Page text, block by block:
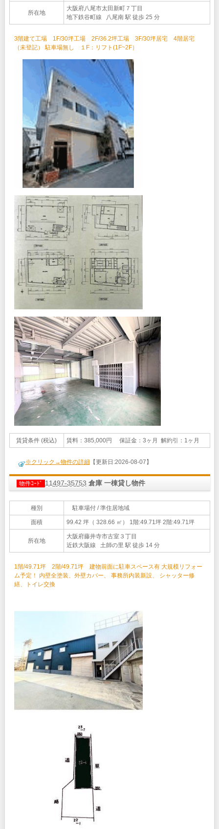
所在地
大阪府八尾市太田新町７丁目
地下鉄谷町線 八尾南 駅 徒歩 25 分
3階建て工場 1F/30坪工場 2F/36.2坪工場 3F/30坪居宅 4階居宅
（未登記） 駐車場無し １F：リフト(1F~2F）
賃貸条件 (税込) 賃料：385,000円 保証金：3ヶ月 解約引：1ヶ月
※クリック→物件の詳細 【更新日:2026-08-07】
物件ｺｰﾄﾞ 11497-35753 倉庫 一棟貸し物件
種別 駐車場付 / 準住居地域
面積 99.42 坪（ 328.66 ㎡） 1階:49.71坪 2階:49.71坪
所在地
大阪府藤井寺市古室３丁目
近鉄大阪線 土師の里 駅 徒歩 14 分
1階/49.71坪 2階/49.71坪 建物前面に駐車スペース有 大規模リフォー
ム予定！ 内壁全塗装、外壁カバー、 事務所内装新設、 シャッター修
繕、トイレ交換